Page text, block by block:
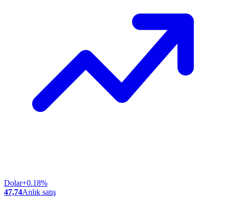
Dolar+0.18%
47,74Anlık satış